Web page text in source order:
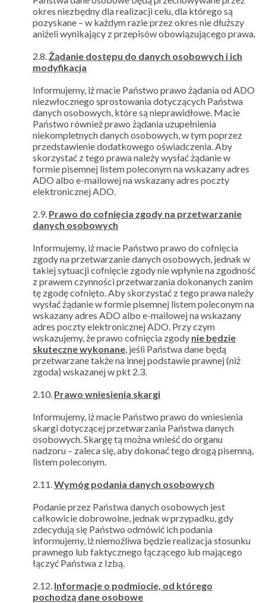
okres niezbędny dla realizacji celu, dla którego są
pozyskane – w każdym razie przez okres nie dłuższy
aniżeli wynikający z przepisów obowiązującego prawa.
2.8.Żądanie dostępu do danych osobowych i ich
modyfikacja
Informujemy, iż macie Państwo prawo żądania od ADO
niezwłocznego sprostowania dotyczących Państwa
danych osobowych, które są nieprawidłowe. Macie
Państwo również prawo żądania uzupełnienia
niekompletnych danych osobowych, w tym poprzez
przedstawienie dodatkowego oświadczenia. Aby
skorzystać z tego prawa należy wysłać żądanie w
formie pisemnej listem poleconym na wskazany adres
ADO albo e-mailowej na wskazany adres poczty
elektronicznej ADO.
2.9. Prawo do cofnięcia zgody na przetwarzanie
danych osobowych
Informujemy, iż macie Państwo prawo do cofnięcia
zgody na przetwarzanie danych osobowych, jednak w
takiej sytuacji cofnięcie zgody nie wpłynie na zgodność
z prawem czynności przetwarzania dokonanych zanim
tę zgodę cofnięto. Aby skorzystać z tego prawa należy
wysłać żądanie w formie pisemnej listem poleconym na
wskazany adres ADO albo e-mailowej na wskazany
adres poczty elektronicznej ADO. Przy czym
wskazujemy, że prawo cofnięcia zgody nie będzie
skuteczne wykonane, jeśli Państwa dane będą
przetwarzane także na innej podstawie prawnej (niż
zgoda) wskazanej w pkt 2.3.
2.10. Prawo wniesienia skargi
Informujemy, iż macie Państwo prawo do wniesienia
skargi dotyczącej przetwarzania Państwa danych
osobowych. Skargę tą można wnieść do organu
nadzoru – zaleca się, aby dokonać tego drogą pisemną,
listem poleconym.
2.11.Wymóg podania danych osobowych
Podanie przez Państwa danych osobowych jest
całkowicie dobrowolne, jednak w przypadku, gdy
zdecydują się Państwo odmówić ich podania
informujemy, iż niemożliwa będzie realizacja stosunku
prawnego lub faktycznego łączącego lub mającego
łączyć Państwa z Izbą.
2.12. Informacje o podmiocie, od którego
pochodzą dane osobowe